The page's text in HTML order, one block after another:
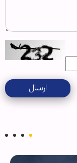
ارسال